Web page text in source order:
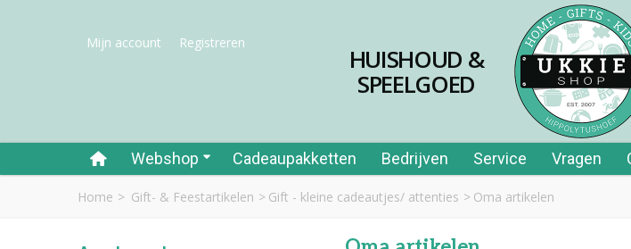
Mijn account Registreren
HUISHOUD &
SPEELGOED
Webshop Cadeaupakketten Bedrijven Service Vragen
Home > Gift- & Feestartikelen > Gift - kleine cadeautjes/ attenties > Oma artikelen